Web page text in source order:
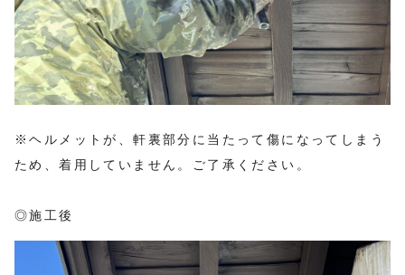
※ヘルメットが、軒裏部分に当たって傷になってしまう
ため、着用していません。ご了承ください。
◎施工後